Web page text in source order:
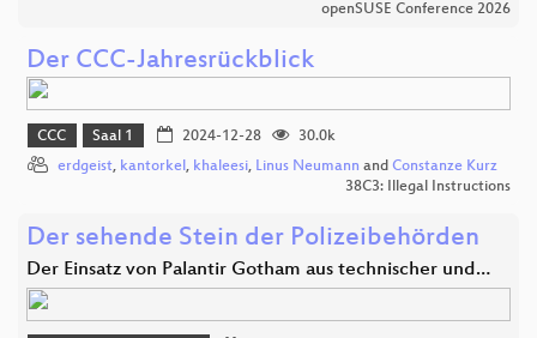
openSUSE Conference 2026
Der CCC-Jahresrückblick
CCC Saal 1 2024-12-28
30.0k
erdgeist, kantorkel , khaleesi, Linus Neumann and Constanze Kurz
38C3: Illegal Instructions
Der sehende Stein der Polizeibehörden
Der Einsatz von Palantir Gotham aus technischer und…